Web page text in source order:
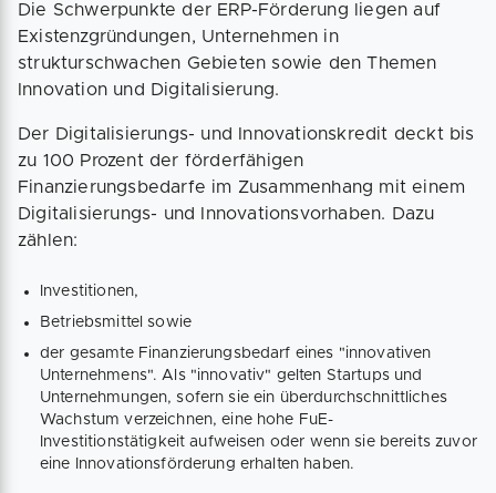
Die Schwerpunkte der ERP-Förderung liegen auf
Existenzgründungen, Unternehmen in
strukturschwachen Gebieten sowie den Themen
Innovation und Digitalisierung.
Der Digitalisierungs- und Innovationskredit deckt bis
zu 100 Prozent der förderfähigen
Finanzierungsbedarfe im Zusammenhang mit einem
Digitalisierungs- und Innovations­vorhaben. Dazu
zählen:
Investitionen,
Betriebsmittel sowie
der gesamte Finanz­ierungs­bedarf eines "innovativen
Unter­nehmens". Als "innovativ" gelten Startups und
Unternehmungen, sofern sie ein überdurchschnittliches
Wachstum verzeichnen, eine hohe FuE-
Investitionstätigkeit aufweisen oder wenn sie bereits zuvor
eine Innovations­förderung erhalten haben.